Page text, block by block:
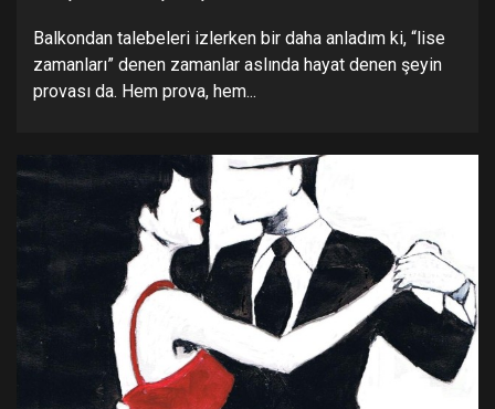
Balkondan talebeleri izlerken bir daha anladım ki, “lise
zamanları” denen zamanlar aslında hayat denen şeyin
provası da. Hem prova, hem...